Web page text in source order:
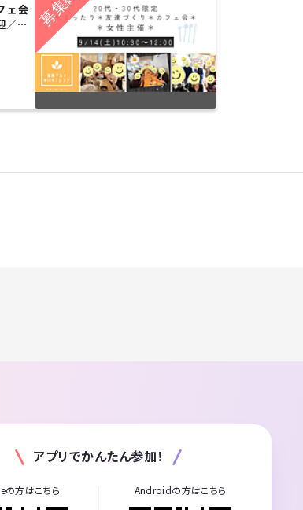
ェ会
／女
アプリでかんたん参加！
方はこちら Androidの方はこちら